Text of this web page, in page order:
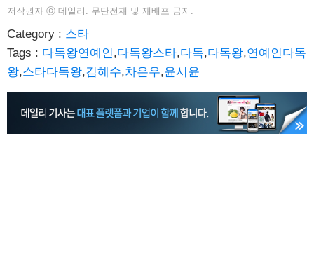
저작권자 ⓒ 데일리. 무단전재 및 재배포 금지.
Category : 스타
Tags : 다독왕연예인,다독왕스타,다독,다독왕,연예인다독
왕,스타다독왕,김혜수,차은우,윤시윤